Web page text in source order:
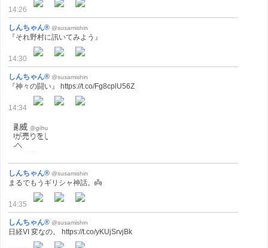
14:26
しんちゃん® @susamishin
『それ野村に訊いてみよう』
14:30
しんちゃん® @susamishin
『神々の闘い』 https://t.co/Fg8cplU56Z
14:34
しんちゃん® @susamishin
まるでもうギリシャ神話。👼
14:35
しんちゃん® @susamishin
日経VI 変なの。 https://t.co/yKUjSrvjBk